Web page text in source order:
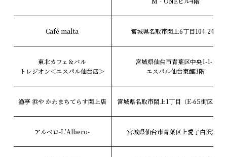
Café malta 宮城県名取市閖上6丁目104-24-5
東北カフェ＆バル
トレジオン＜エスパル仙台店＞
宮城県仙台市青葉区中央1-1-1
エスパル仙台東館3階
漁亭 浜や かわまちてらす閖上店 宮城県名取市閖上1丁目（E-65街区1画
アルベロ-L’Albero- 宮城県仙台市青葉区上愛子白沢23-1